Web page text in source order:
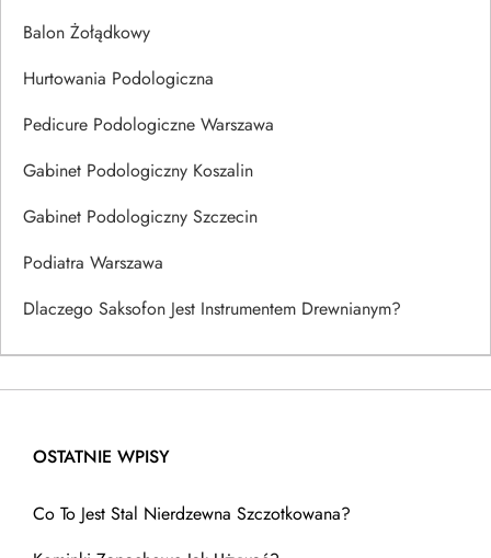
Balon Żołądkowy
Hurtowania Podologiczna
Pedicure Podologiczne Warszawa
Gabinet Podologiczny Koszalin
Gabinet Podologiczny Szczecin
Podiatra Warszawa
Dlaczego Saksofon Jest Instrumentem Drewnianym?
OSTATNIE WPISY
Co To Jest Stal Nierdzewna Szczotkowana?